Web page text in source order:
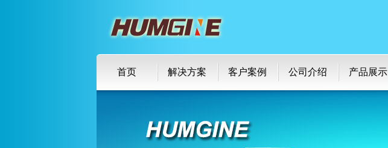
首页 解决方案 客户案例 公司介绍 产品展示